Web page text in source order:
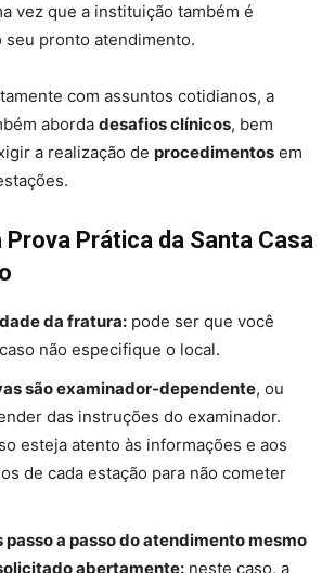
vez que a instituição também é
seu pronto atendimento.
com assuntos cotidianos, a
aborda desafios clínicos, bem
a realização de procedimentos em
Prova Prática da Santa Casa
da fratura: pode ser que você
não especifique o local.
são examinador-dependente, ou
das instruções do examinador.
esteja atento às informações e aos
de cada estação para não cometer
passo a passo do atendimento mesmo
abertamente: neste caso, a